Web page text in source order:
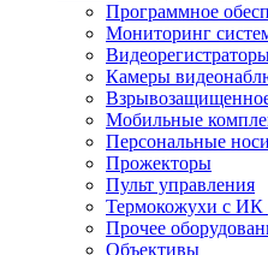
Программное
Мониторинг
Камеры
Мобильные
Персональные
Прожекторы
Пульт управления
Термокожухи с ИК
Прочее
Объективы